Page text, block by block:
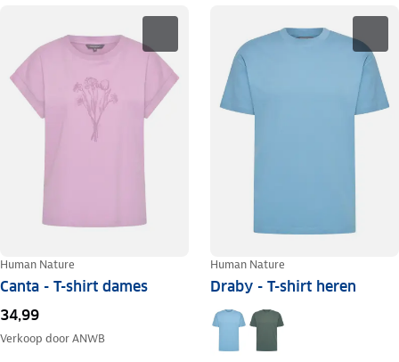
Human Nature
Canta - T-shirt dames
34,99
Verkoop doorANWB
Human Nature
Draby - T-shirt heren